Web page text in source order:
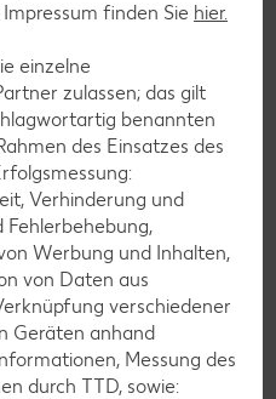
Impressum finden Sie hier.
einzelne
zulassen; das gilt
benannten
des Einsatzes des
Verhinderung und
Werbung und Inhalten,
von Daten aus
verschiedener
Geräten anhand
Messung des
durch TTD, sowie: